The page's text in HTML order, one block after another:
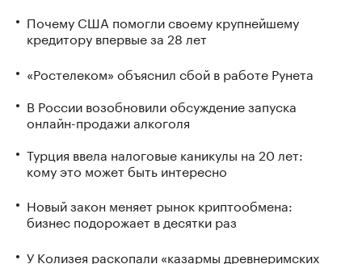
Почему США помогли своему крупнейшему
кредитору впервые за 28 лет
«Ростелеком» объяснил сбой в работе Рунета
В России возобновили обсуждение запуска
онлайн-продажи алкоголя
Турция ввела налоговые каникулы на 20 лет:
кому это может быть интересно
Новый закон меняет рынок криптообмена:
бизнес подорожает в десятки раз
У Колизея раскопали «казармы древнеримских